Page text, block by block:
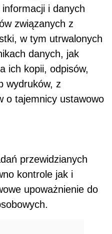
i danych
związanych z
w tym utrwalonych
danych, jak
ich kopii, odpisów,
wydruków, z
o tajemnicy ustawowo
przewidzianych
kontrole jak i
upoważnienie do